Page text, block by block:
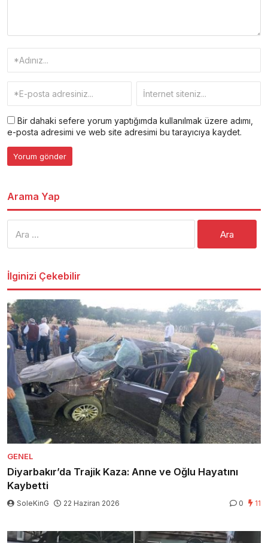
Bir dahaki sefere yorum yaptığımda kullanılmak üzere adımı,
e-posta adresimi ve web site adresimi bu tarayıcıya kaydet.
Arama Yap
İlginizi Çekebilir
GENEL
Diyarbakır’da Trajik Kaza: Anne ve Oğlu Hayatını
Kaybetti
SoleKinG 22 Haziran 2026 0 11